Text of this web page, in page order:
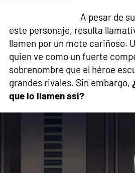
A pesar de
este personaje, resulta
llamen por un mote cariñoso.
quien ve como un fuerte
sobrenombre que el héroe
grandes rivales. Sin embargo,
que lo llamen así?